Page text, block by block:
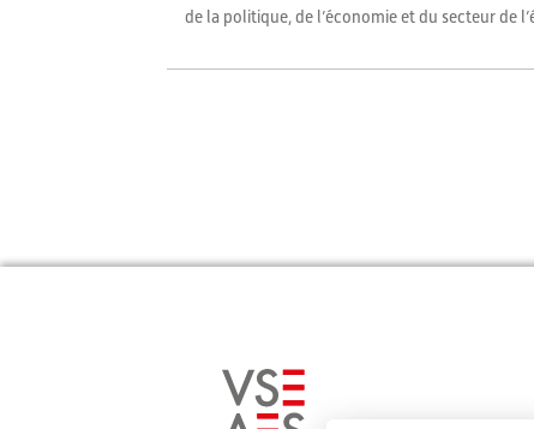
de la politique, de l’économie et du secteur de